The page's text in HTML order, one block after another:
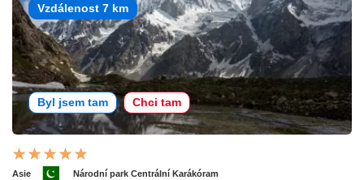
Vzdálenost 7 km
Byl jsem tam Chci tam
Asie Národní park Centrální Karákóram